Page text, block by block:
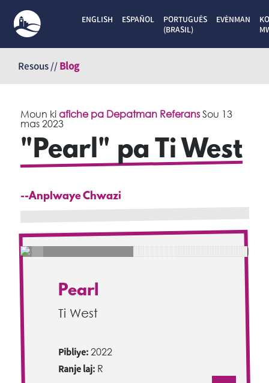
kontni
ENGLISH ESPAÑOL
PORTUGUÊS
(BRASIL)
EVÈNMAN
Resous //Blog
Moun ki afiche pa Depatman ReferansSou 13
mas 2023
"Pearl" pa Ti West
--Anplwaye Chwazi
Pearl
Ti West
Pibliye:2022
Ranje laj:R